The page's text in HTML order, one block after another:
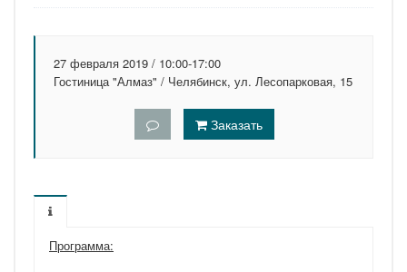
27 февраля 2019 / 10:00-17:00
Гостиница "Алмаз" / Челябинск, ул. Лесопарковая, 15
Заказать
Программа: